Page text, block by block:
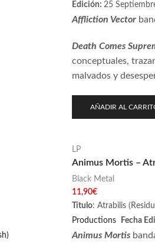
Edición: 25
Affliction Vector
Death Comes
conceptuales,
malvados y
AÑADIR AL
LP
Animus Mortis –
Black Metal
11,90€
Título: Atrabilis
Productions
Fecha
Animus Mortis